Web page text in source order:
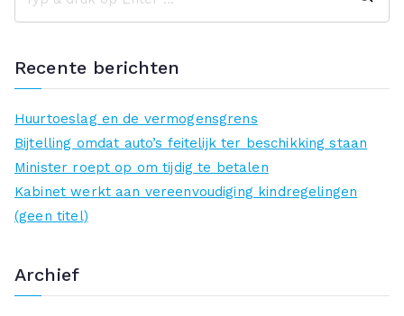
Recente berichten
Huurtoeslag en de vermogensgrens
Bijtelling omdat auto’s feitelijk ter beschikking staan
Minister roept op om tijdig te betalen
Kabinet werkt aan vereenvoudiging kindregelingen
(geen titel)
Archief